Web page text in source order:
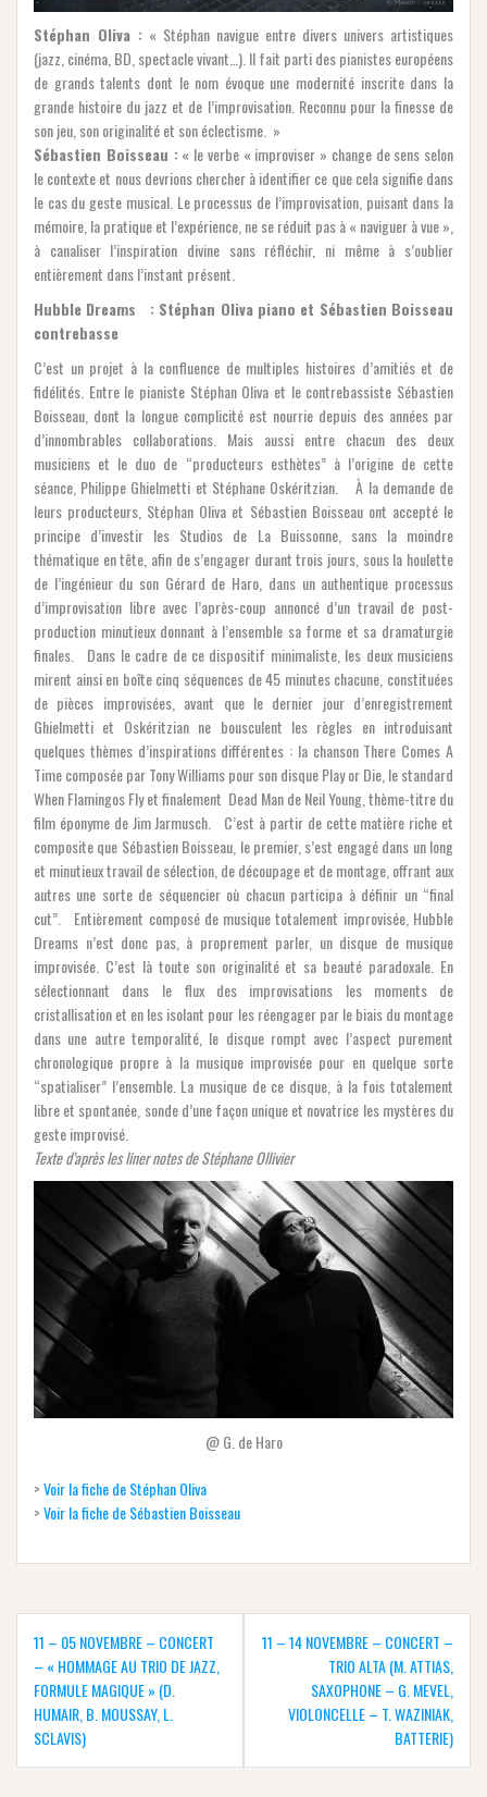
Stéphan Oliva : « Stéphan navigue entre divers univers artistiques
(jazz, cinéma, BD, spectacle vivant…). Il fait parti des pianistes européens
de grands talents dont le nom évoque une modernité inscrite dans la
grande histoire du jazz et de l’improvisation. Reconnu pour la finesse de
son jeu, son originalité et son éclectisme. »
Sébastien Boisseau :« le verbe « improviser » change de sens selon
le contexte et nous devrions chercher à identifier ce que cela signifie dans
le cas du geste musical. Le processus de l’improvisation, puisant dans la
mémoire, la pratique et l’expérience, ne se réduit pas à « naviguer à vue »,
à canaliser l’inspiration divine sans réfléchir, ni même à s’oublier
entièrement dans l’instant présent.
Hubble Dreams : Stéphan Oliva piano et Sébastien Boisseau
contrebasse
C’est un projet à la confluence de multiples histoires d’amitiés et de
fidélités. Entre le pianiste Stéphan Oliva et le contrebassiste Sébastien
Boisseau, dont la longue complicité est nourrie depuis des années par
d’innombrables collaborations. Mais aussi entre chacun des deux
musiciens et le duo de “producteurs esthètes” à l’origine de cette
séance, Philippe Ghielmetti et Stéphane Oskéritzian. À la demande de
leurs producteurs, Stéphan Oliva et Sébastien Boisseau ont accepté le
principe d’investir les Studios de La Buissonne, sans la moindre
thématique en tête, afin de s’engager durant trois jours, sous la houlette
de l’ingénieur du son Gérard de Haro, dans un authentique processus
d’improvisation libre avec l’après-coup annoncé d’un travail de post-
production minutieux donnant à l’ensemble sa forme et sa dramaturgie
finales. Dans le cadre de ce dispositif minimaliste, les deux musiciens
mirent ainsi en boîte cinq séquences de 45 minutes chacune, constituées
de pièces improvisées, avant que le dernier jour d’enregistrement
Ghielmetti et Oskéritzian ne bousculent les règles en introduisant
quelques thèmes d’inspirations différentes : la chanson There Comes A
Time composée par Tony Williams pour son disque Play or Die, le standard
When Flamingos Fly et finalement Dead Man de Neil Young, thème-titre du
film éponyme de Jim Jarmusch. C’est à partir de cette matière riche et
composite que Sébastien Boisseau, le premier, s’est engagé dans un long
et minutieux travail de sélection, de découpage et de montage, offrant aux
autres une sorte de séquencier où chacun participa à définir un “final
cut”. Entièrement composé de musique totalement improvisée, Hubble
Dreams n’est donc pas, à proprement parler, un disque de musique
improvisée. C’est là toute son originalité et sa beauté paradoxale. En
sélectionnant dans le flux des improvisations les moments de
cristallisation et en les isolant pour les réengager par le biais du montage
dans une autre temporalité, le disque rompt avec l’aspect purement
chronologique propre à la musique improvisée pour en quelque sorte
“spatialiser” l’ensemble. La musique de ce disque, à la fois totalement
libre et spontanée, sonde d’une façon unique et novatrice les mystères du
geste improvisé.
Texte d’après les liner notes de Stéphane Ollivier
@ G. de Haro
>Voir la fiche de Stéphan Oliva
>Voir la fiche de Sébastien Boisseau
Navigation
de
l’article
11 – 05 NOVEMBRE – CONCERT
– « HOMMAGE AU TRIO DE JAZZ,
FORMULE MAGIQUE » (D.
HUMAIR, B. MOUSSAY, L.
SCLAVIS)
11 – 14 NOVEMBRE – CONCERT –
TRIO ALTA (M. ATTIAS,
SAXOPHONE – G. MEVEL,
VIOLONCELLE – T. WAZINIAK,
BATTERIE)